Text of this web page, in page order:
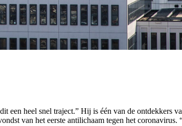
heel snel traject.” Hij is één van de ontdekkers
van het eerste antilichaam tegen het coronavirus.